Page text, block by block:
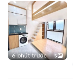
6 phút trước 5